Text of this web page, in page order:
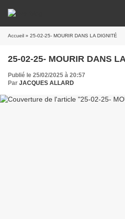
Accueil » 25-02-25- MOURIR DANS LA DIGNITÉ
25-02-25- MOURIR DANS
Publié le 25/02/2025 à 20:57
Par JACQUES ALLARD